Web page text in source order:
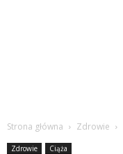
Strona główna Zdrowie
Zdrowie Ciąża